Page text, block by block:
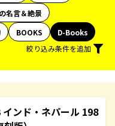
名言＆絶景
BOOKS
D-Books
絞り込み条件を追加
ンド・ネパール 198